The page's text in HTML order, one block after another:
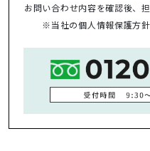
お問い合わせ内容を確認後、
※当社の個人情報保護方針